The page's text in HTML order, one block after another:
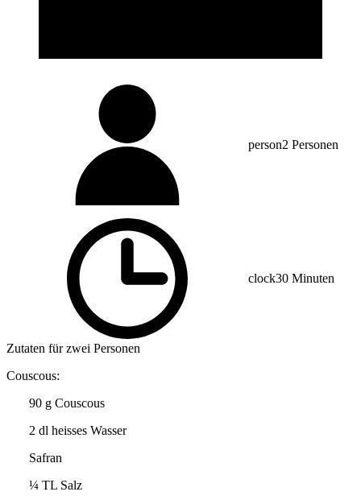
person2 Personen
clock30 Minuten
Zutaten für zwei Personen
Couscous:
90 g Couscous
2 dl heisses Wasser
Safran
¼ TL Salz